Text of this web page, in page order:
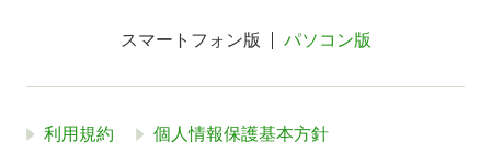
スマートフォン版 パソコン版
利用規約 個人情報保護基本方針